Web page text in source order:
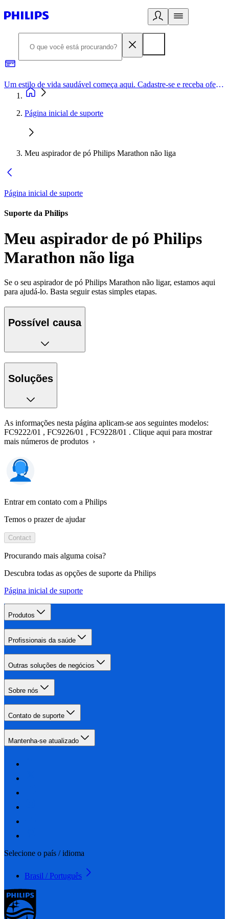
Um estilo de vida saudável começa aqui. Cadastre-se e receba ofertas exclusivas.
Página inicial de suporte
Meu aspirador de pó Philips Marathon não liga
Página inicial de suporte
Suporte da Philips
Meu aspirador de pó Philips
Marathon não liga
Se o seu aspirador de pó Philips Marathon não ligar, estamos aqui
para ajudá-lo. Basta seguir estas simples etapas.
Possível causa
Soluções
As informações nesta página aplicam-se aos seguintes modelos:
FC9222/01 , FC9226/01 , FC9228/01 . Clique aqui para mostrar
mais números de produtos ›
Entrar em contato com a Philips
Temos o prazer de ajudar
Contact
Procurando mais alguma coisa?
Descubra todas as opções de suporte da Philips
Página inicial de suporte
Produtos
Profissionais da saúde
Outras soluções de negócios
Sobre nós
Contato de suporte
Mantenha-se atualizado
Selecione o país / idioma
Brasil / Português